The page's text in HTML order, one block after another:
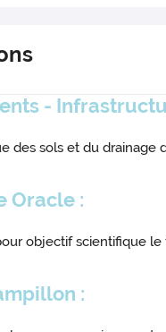
-
des sols et du
Oracle :
objectif scientifique
: